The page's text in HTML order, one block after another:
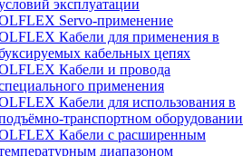
эксплуатации
Servo-применение
Кабели для применения в
кабельных цепях
Кабели и провода
применения
Кабели для использования в
транспортном оборудовании
Кабели с расширенным
диапазоном